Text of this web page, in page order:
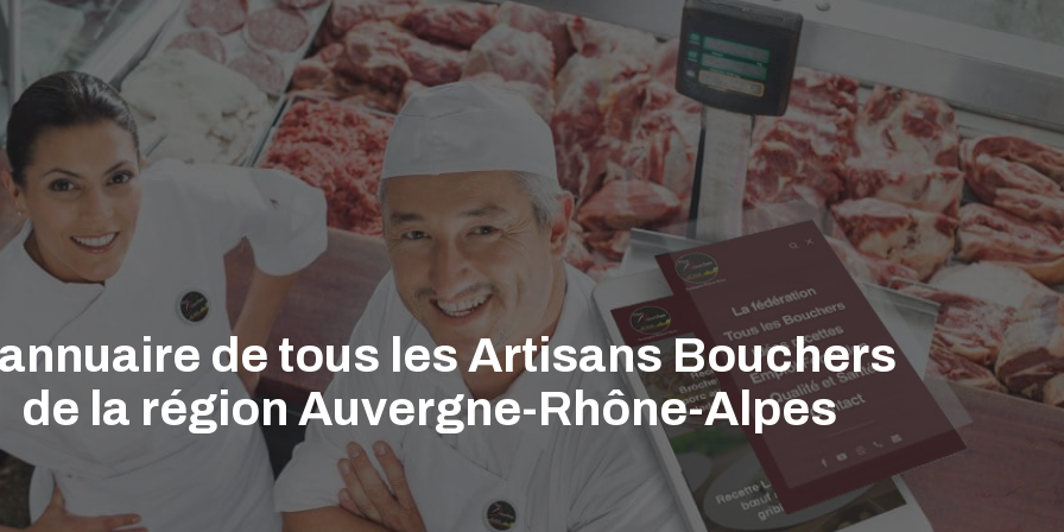
de tous les Artisans Bouchers
de la région Auvergne-Rhône-Alpes